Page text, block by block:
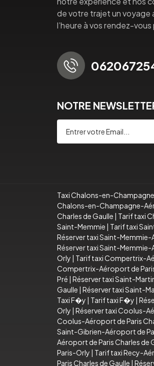
de votre trajet un voyage
l’heure à vos rendez-
NOTRE
Taxi Chalons-en-Champagne
Chalons-en-Champagne-
Charles de Gaulle
Tarif taxi
Saint-Memmie
Tarif taxi
Réserver taxi Saint-
Réserver taxi Saint-Memmie-
Orly
Tarif taxi Compertrix-
Compertrix-Aéroport de
Pré Réserver taxi Saint-
Gaulle Réserver taxi Saint-
Taxi F�y
Tarif taxi F�y
Orly Réserver taxi Coolus-
Coolus-Aéroport de Paris
Saint-Gibrien-Aéroport de
Aéroport de Paris Charles de
Paris-Orly
Tarif taxi Recy-
Paris Charles de Gaulle